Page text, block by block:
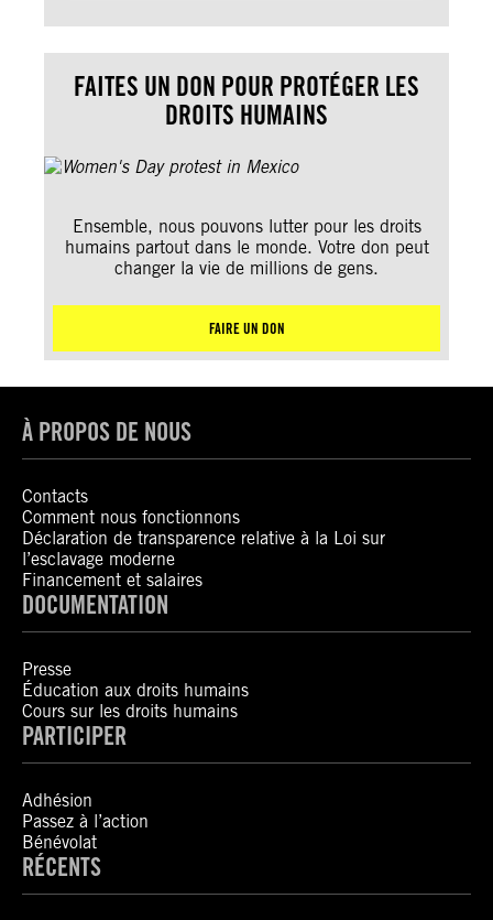
FAITES UN DON POUR PROTÉGER LES
DROITS HUMAINS
Ensemble, nous pouvons lutter pour les droits
humains partout dans le monde. Votre don peut
changer la vie de millions de gens.
FAIRE UN DON
À PROPOS DE NOUS
Contacts
Comment nous fonctionnons
Déclaration de transparence relative à la Loi sur
l’esclavage moderne
Financement et salaires
DOCUMENTATION
Presse
Éducation aux droits humains
Cours sur les droits humains
PARTICIPER
Adhésion
Passez à l’action
Bénévolat
RÉCENTS